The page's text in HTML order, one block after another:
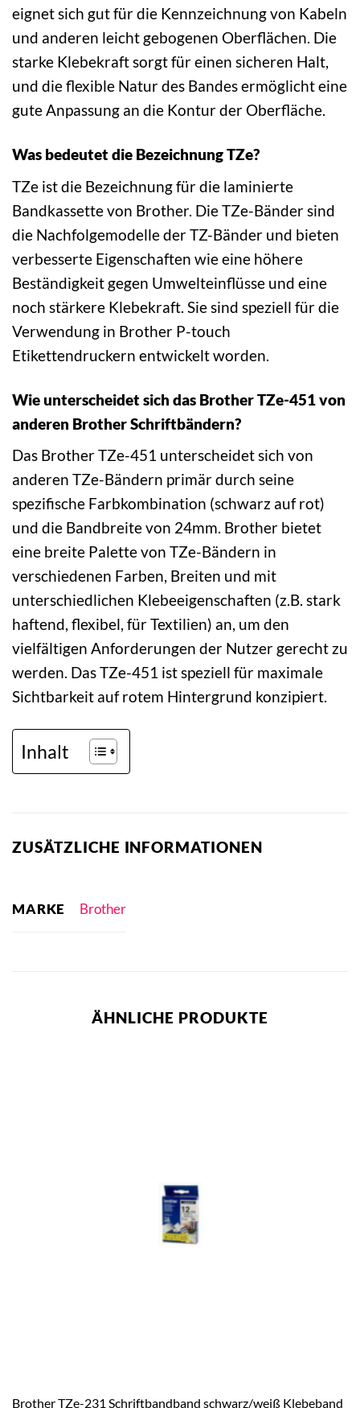
eignet sich gut für die Kennzeichnung von Kabeln
und anderen leicht gebogenen Oberflächen. Die
starke Klebekraft sorgt für einen sicheren Halt,
und die flexible Natur des Bandes ermöglicht eine
gute Anpassung an die Kontur der Oberfläche.
Was bedeutet die Bezeichnung TZe?
TZe ist die Bezeichnung für die laminierte
Bandkassette von Brother. Die TZe-Bänder sind
die Nachfolgemodelle der TZ-Bänder und bieten
verbesserte Eigenschaften wie eine höhere
Beständigkeit gegen Umwelteinflüsse und eine
noch stärkere Klebekraft. Sie sind speziell für die
Verwendung in Brother P-touch
Etikettendruckern entwickelt worden.
Wie unterscheidet sich das Brother TZe-451 von
anderen Brother Schriftbändern?
Das Brother TZe-451 unterscheidet sich von
anderen TZe-Bändern primär durch seine
spezifische Farbkombination (schwarz auf rot)
und die Bandbreite von 24mm. Brother bietet
eine breite Palette von TZe-Bändern in
verschiedenen Farben, Breiten und mit
unterschiedlichen Klebeeigenschaften (z.B. stark
haftend, flexibel, für Textilien) an, um den
vielfältigen Anforderungen der Nutzer gerecht zu
werden. Das TZe-451 ist speziell für maximale
Sichtbarkeit auf rotem Hintergrund konzipiert.
Inhalt
ZUSÄTZLICHE INFORMATIONEN
MARKE Brother
ÄHNLICHE PRODUKTE
Brother TZe-231 Schriftbandband schwarz/weiß Klebeband